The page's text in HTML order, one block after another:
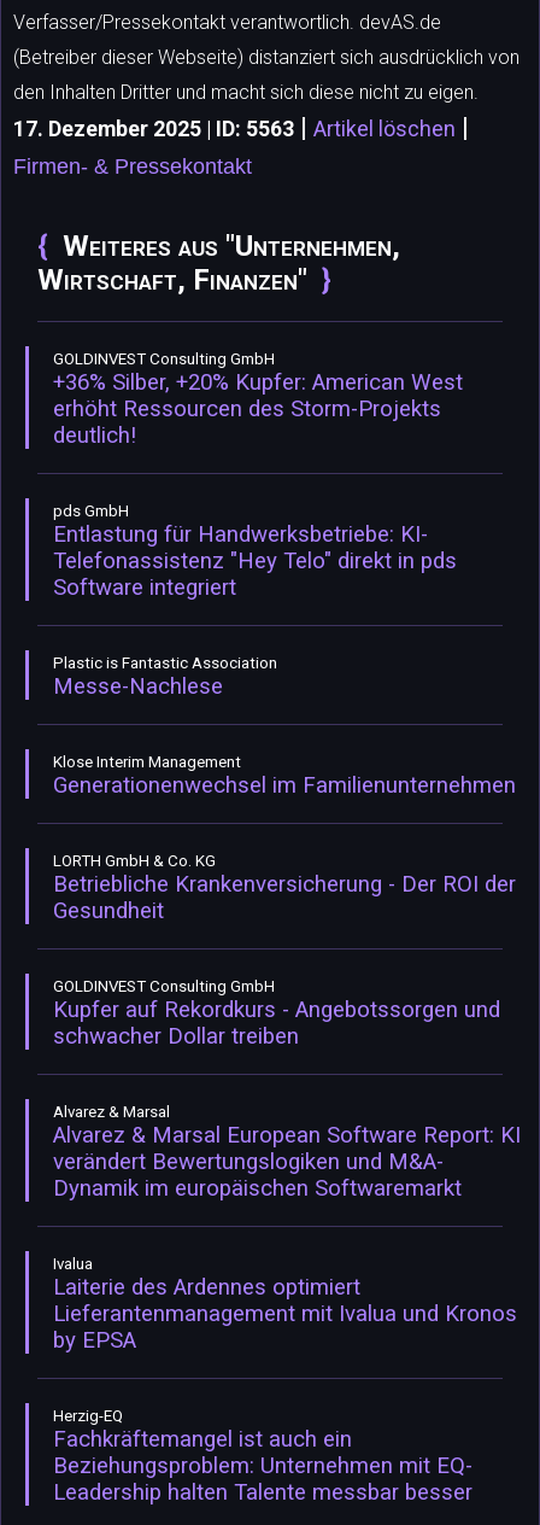
Verfasser/Pressekontakt verantwortlich. devAS.de
(Betreiber dieser Webseite) distanziert sich ausdrücklich von
den Inhalten Dritter und macht sich diese nicht zu eigen.
17. Dezember 2025 | ID: 5563 | Artikel löschen |
Firmen- & Pressekontakt
Weiteres aus "Unternehmen,
Wirtschaft, Finanzen"
GOLDINVEST Consulting GmbH
+36% Silber, +20% Kupfer: American West
erhöht Ressourcen des Storm-Projekts
deutlich!
pds GmbH
Entlastung für Handwerksbetriebe: KI-
Telefonassistenz "Hey Telo" direkt in pds
Software integriert
Plastic is Fantastic Association
Messe-Nachlese
Klose Interim Management
Generationenwechsel im Familienunternehmen
LORTH GmbH & Co. KG
Betriebliche Krankenversicherung - Der ROI der
Gesundheit
GOLDINVEST Consulting GmbH
Kupfer auf Rekordkurs - Angebotssorgen und
schwacher Dollar treiben
Alvarez & Marsal
Alvarez & Marsal European Software Report: KI
verändert Bewertungslogiken und M&A-
Dynamik im europäischen Softwaremarkt
Ivalua
Laiterie des Ardennes optimiert
Lieferantenmanagement mit Ivalua und Kronos
by EPSA
Herzig-EQ
Fachkräftemangel ist auch ein
Beziehungsproblem: Unternehmen mit EQ-
Leadership halten Talente messbar besser